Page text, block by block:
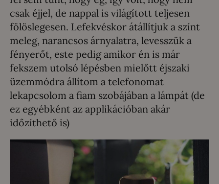
csak éjjel, de nappal is világított teljesen
fölöslegesen. Lefekvéskor átállítjuk a színt
meleg, narancsos árnyalatra, levesszük a
fényerőt, este pedig amikor én is már
fekszem utolsó lépésben mielőtt éjszaki
üzemmódra állítom a telefonomat
lekapcsolom a fiam szobájában a lámpát (de
ez egyébként az applikációban akár
időzíthető is)